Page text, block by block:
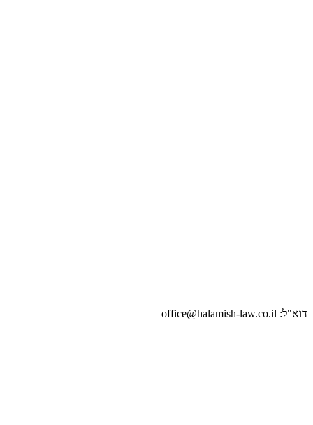
דוא"ל: office@halamish-law.co.il